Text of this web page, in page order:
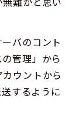
バのコント
管理」から
ウントから
するように